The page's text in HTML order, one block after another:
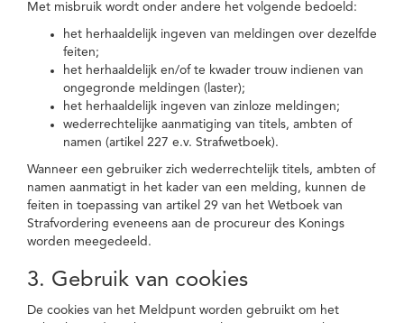
Met misbruik wordt onder andere het volgende bedoeld:
het herhaaldelijk ingeven van meldingen over dezelfde
feiten;
het herhaaldelijk en/of te kwader trouw indienen van
ongegronde meldingen (laster);
het herhaaldelijk ingeven van zinloze meldingen;
wederrechtelijke aanmatiging van titels, ambten of
namen (artikel 227 e.v. Strafwetboek).
Wanneer een gebruiker zich wederrechtelijk titels, ambten of
namen aanmatigt in het kader van een melding, kunnen de
feiten in toepassing van artikel 29 van het Wetboek van
Strafvordering eveneens aan de procureur des Konings
worden meegedeeld.
3. Gebruik van cookies
De cookies van het Meldpunt worden gebruikt om het